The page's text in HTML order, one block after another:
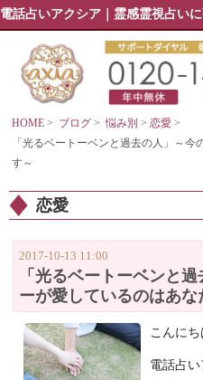
電話占いアクシア｜霊感霊視占い
HOME > ブログ > 悩み別 > 恋愛 >
「光るベートーベンと過去の人」～
す～
恋愛
2017-10-13 11:00
「光るベートーベンと
ーが愛しているのはあな
こんにち
電話占い